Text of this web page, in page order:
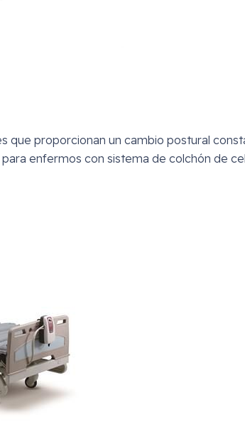
que proporcionan un cambio postural
enfermos con sistema de colchón de